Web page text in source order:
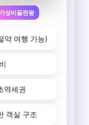
가성비끝판왕
약 여행 가능)
역세권
객실 구조